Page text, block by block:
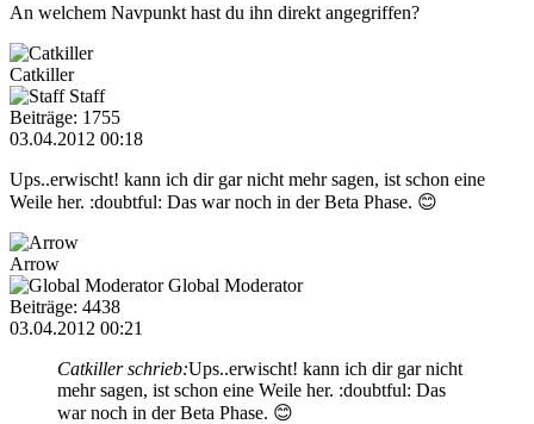
An welchem Navpunkt hast du ihn direkt angegriffen?
Catkiller
Staff
Beiträge: 1755
03.04.2012 00:18
Ups..erwischt! kann ich dir gar nicht mehr sagen, ist schon eine
Weile her. :doubtful: Das war noch in der Beta Phase. 😊
Arrow
Global Moderator
Beiträge: 4438
03.04.2012 00:21
Catkiller schrieb:Ups..erwischt! kann ich dir gar nicht
mehr sagen, ist schon eine Weile her. :doubtful: Das
war noch in der Beta Phase. 😊